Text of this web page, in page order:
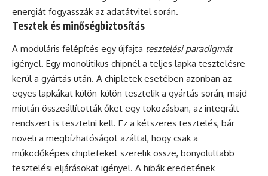
energiát fogyasszák az adatátvitel során.
Tesztek és minőségbiztosítás
A moduláris felépítés egy újfajta tesztelési paradigmát
igényel. Egy monolitikus chipnél a teljes lapka tesztelésre
kerül a gyártás után. A chipletek esetében azonban az
egyes lapkákat külön-külön tesztelik a gyártás során, majd
miután összeállították őket egy tokozásban, az integrált
rendszert is tesztelni kell. Ez a kétszeres tesztelés, bár
növeli a megbízhatóságot azáltal, hogy csak a
működőképes chipleteket szerelik össze, bonyolultabb
tesztelési eljárásokat igényel. A hibák eredetének